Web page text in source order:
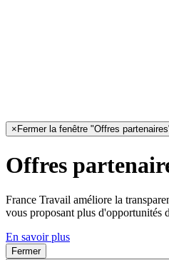
× Fermer la fenêtre "Offres
Offres
France Travail améliore la
vous proposant plus d'opportunités
En savoir plus
Fermer